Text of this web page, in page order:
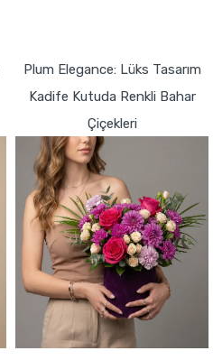
Plum Elegance: Lüks Tasarım
Kadife Kutuda Renkli Bahar
Çiçekleri